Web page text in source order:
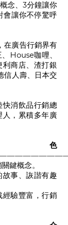
念、 3分鐘讓你
會讓你不停驚呼
在廣告行銷界有
House咖哩、
商店、渣打銀
信人壽、日本交
快消飲品行銷總
人，累積多年廣
色
鍵概念。
事、詼諧有趣
經驗豐富，行銷